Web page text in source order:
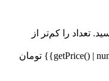
را کم‌تر از